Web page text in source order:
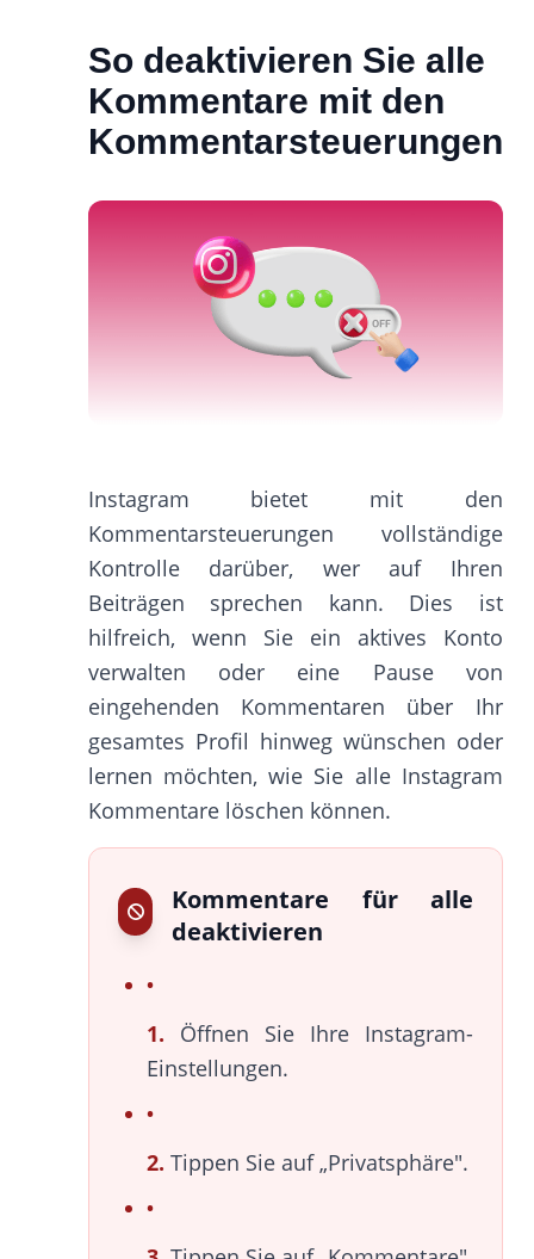
So deaktivieren Sie alle
Kommentare mit den
Kommentarsteuerungen
Instagram bietet mit den
Kommentarsteuerungen vollständige
Kontrolle darüber, wer auf Ihren
Beiträgen sprechen kann. Dies ist
hilfreich, wenn Sie ein aktives Konto
verwalten oder eine Pause von
eingehenden Kommentaren über Ihr
gesamtes Profil hinweg wünschen oder
lernen möchten, wie Sie alle Instagram
Kommentare löschen können.
Kommentare für alle
deaktivieren
1. Öffnen Sie Ihre Instagram-
Einstellungen.
2. Tippen Sie auf „Privatsphäre".